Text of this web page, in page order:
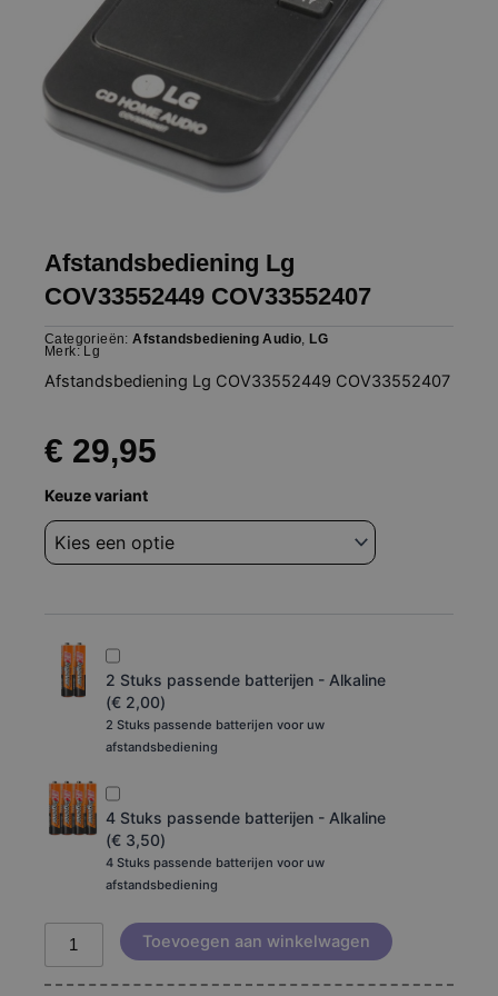
Afstandsbediening Lg
COV33552449 COV33552407
Categorieën: Afstandsbediening Audio, LG
Merk: Lg
Afstandsbediening Lg COV33552449 COV33552407
€ 29,95
Keuze variant
2 Stuks passende batterijen - Alkaline
(€ 2,00)
2 Stuks passende batterijen voor uw
afstandsbediening
4 Stuks passende batterijen - Alkaline
(€ 3,50)
4 Stuks passende batterijen voor uw
afstandsbediening
Afstandsbediening
Lg
COV33552449
COV33552407
Toevoegen aan winkelwagen